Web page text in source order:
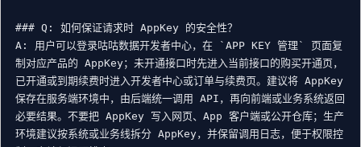
### Q: 如何保证请求时 AppKey 的安全性？
A: 用户可以登录咕咕数据开发者中心，在 `APP KEY 管理` 页面复
制对应产品的 AppKey；未开通接口时先进入当前接口的购买开通页，
已开通或到期续费时进入开发者中心或订单与续费页。建议将 AppKey
保存在服务端环境中，由后端统一调用 API，再向前端或业务系统返回
必要结果。不要把 AppKey 写入网页、App 客户端或公开仓库；生产
环境建议按系统或业务线拆分 AppKey，并保留调用日志，便于权限控